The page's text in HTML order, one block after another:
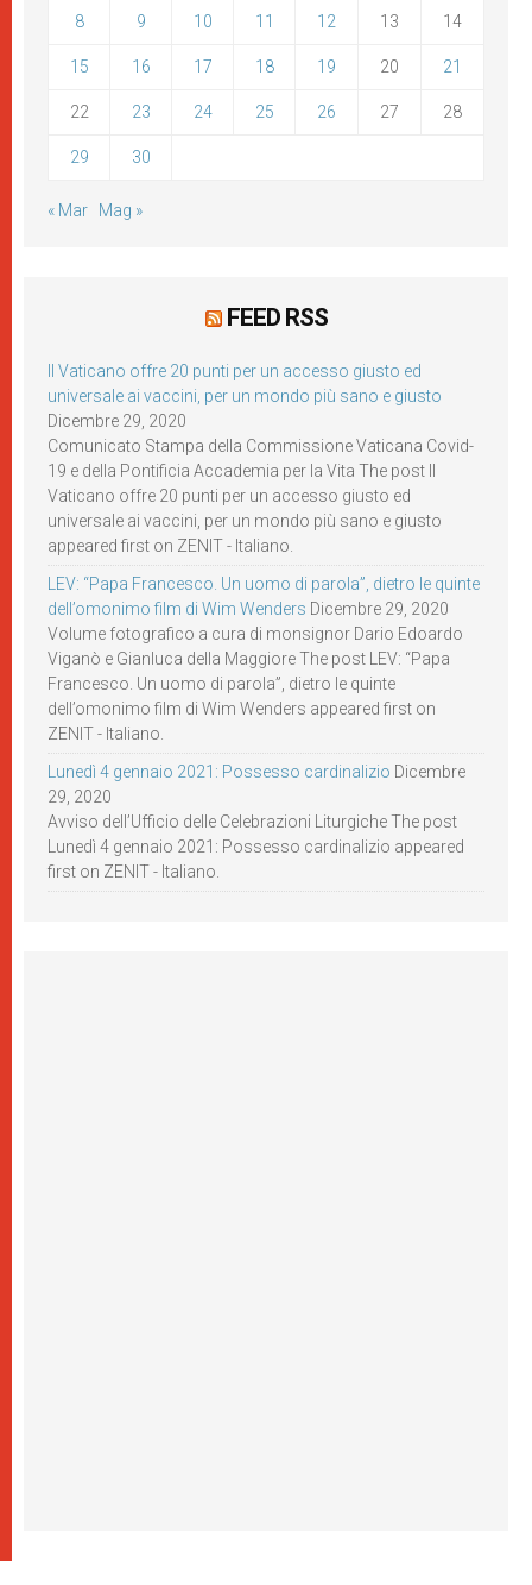
8 9 10 11 12 13 14
15 16 17 18 19 20 21
22 23 24 25 26 27 28
29 30
« Mar Mag »
FEED RSS
Il Vaticano offre 20 punti per un accesso giusto ed
universale ai vaccini, per un mondo più sano e giusto
Dicembre 29, 2020
Comunicato Stampa della Commissione Vaticana Covid-
19 e della Pontificia Accademia per la Vita The post Il
Vaticano offre 20 punti per un accesso giusto ed
universale ai vaccini, per un mondo più sano e giusto
appeared first on ZENIT - Italiano.
LEV: “Papa Francesco. Un uomo di parola”, dietro le quinte
dell’omonimo film di Wim Wenders Dicembre 29, 2020
Volume fotografico a cura di monsignor Dario Edoardo
Viganò e Gianluca della Maggiore The post LEV: “Papa
Francesco. Un uomo di parola”, dietro le quinte
dell’omonimo film di Wim Wenders appeared first on
ZENIT - Italiano.
Lunedì 4 gennaio 2021: Possesso cardinalizio Dicembre
29, 2020
Avviso dell’Ufficio delle Celebrazioni Liturgiche The post
Lunedì 4 gennaio 2021: Possesso cardinalizio appeared
first on ZENIT - Italiano.